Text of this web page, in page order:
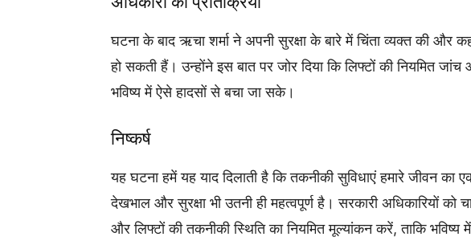
घटना के बाद ऋचा शर्मा ने अपनी सुरक्षा के बारे में चिंता व्यक्त की और
हो सकती हैं। उन्होंने इस बात पर जोर दिया कि लिफ्टों की नियमित
भविष्य में ऐसे हादसों से बचा जा सके।
निष्कर्ष
यह घटना हमें यह याद दिलाती है कि तकनीकी सुविधाएं हमारे जीवन का
देखभाल और सुरक्षा भी उतनी ही महत्वपूर्ण है। सरकारी अधिकारियों को
और लिफ्टों की तकनीकी स्थिति का नियमित मूल्यांकन करें, ताकि भविष्य